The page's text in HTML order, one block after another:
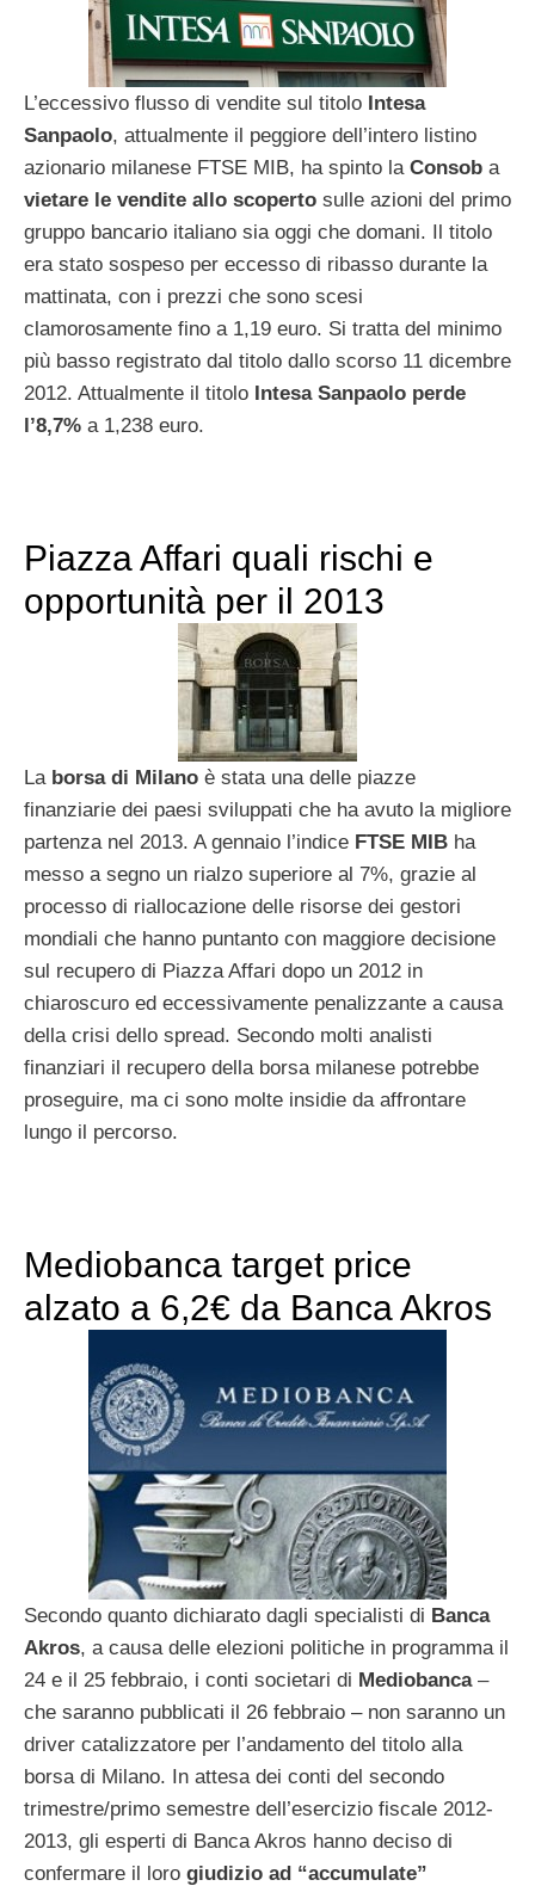
L’eccessivo flusso di vendite sul titolo Intesa
Sanpaolo, attualmente il peggiore dell’intero listino
azionario milanese FTSE MIB, ha spinto la Consob a
vietare le vendite allo scoperto sulle azioni del primo
gruppo bancario italiano sia oggi che domani. Il titolo
era stato sospeso per eccesso di ribasso durante la
mattinata, con i prezzi che sono scesi
clamorosamente fino a 1,19 euro. Si tratta del minimo
più basso registrato dal titolo dallo scorso 11 dicembre
2012. Attualmente il titolo Intesa Sanpaolo perde
l’8,7% a 1,238 euro.
Piazza Affari quali rischi e
opportunità per il 2013
La borsa di Milano è stata una delle piazze
finanziarie dei paesi sviluppati che ha avuto la migliore
partenza nel 2013. A gennaio l’indice FTSE MIB ha
messo a segno un rialzo superiore al 7%, grazie al
processo di riallocazione delle risorse dei gestori
mondiali che hanno puntanto con maggiore decisione
sul recupero di Piazza Affari dopo un 2012 in
chiaroscuro ed eccessivamente penalizzante a causa
della crisi dello spread. Secondo molti analisti
finanziari il recupero della borsa milanese potrebbe
proseguire, ma ci sono molte insidie da affrontare
lungo il percorso.
Mediobanca target price
alzato a 6,2€ da Banca Akros
Secondo quanto dichiarato dagli specialisti di Banca
Akros, a causa delle elezioni politiche in programma il
24 e il 25 febbraio, i conti societari di Mediobanca–
che saranno pubblicati il 26 febbraio – non saranno un
driver catalizzatore per l’andamento del titolo alla
borsa di Milano. In attesa dei conti del secondo
trimestre/primo semestre dell’esercizio fiscale 2012-
2013, gli esperti di Banca Akros hanno deciso di
confermare il loro giudizio ad “accumulate”